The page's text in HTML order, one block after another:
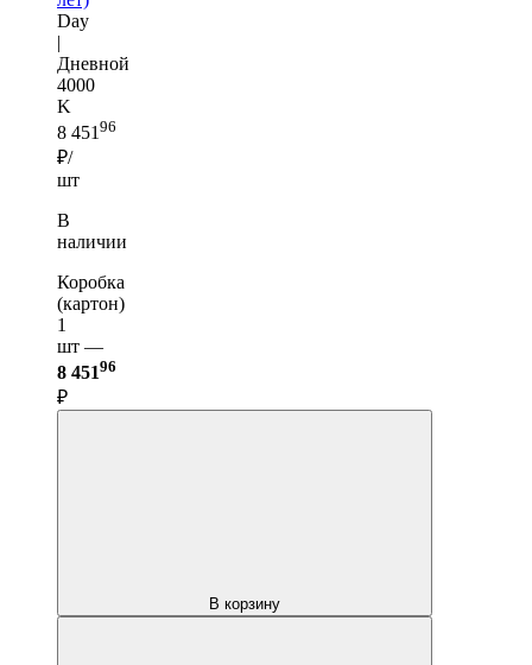
Day
|
Дневной
4000
K
8 451 96
₽/
шт
В
наличии
Коробка
(картон)
1
шт —
8 45196
₽
В корзину